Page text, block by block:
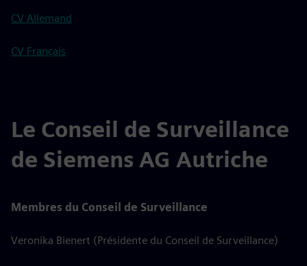
CV Allemand
CV Français
Le Conseil de Surveillance
de Siemens AG Autriche
Membres du Conseil de Surveillance
Veronika Bienert (Présidente du Conseil de Surveillance)